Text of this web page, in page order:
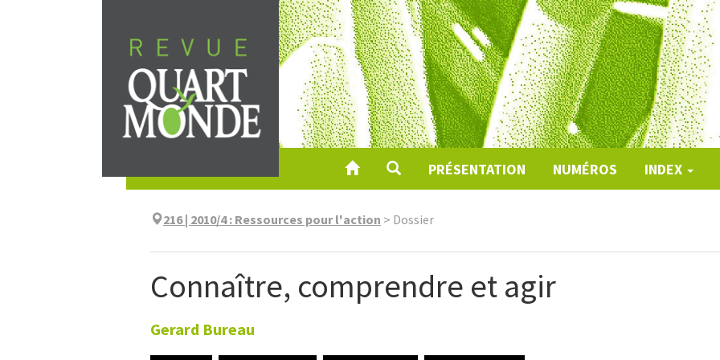
au
contenu
PRÉSENTATION NUMÉROS INDEX
216 | 2010/4: Ressources pour l'action > Dossier
Connaître, comprendre et agir
Gerard Bureau